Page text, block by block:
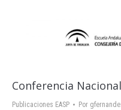
Conferencia
Publicaciones EASP Por